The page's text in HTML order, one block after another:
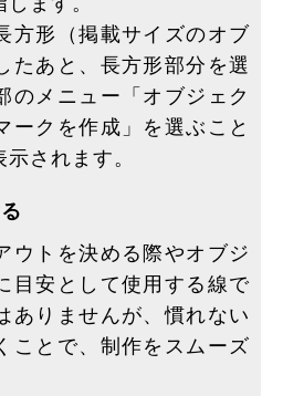
方形（掲載サイズのオブ
たあと、長方形部分を選
のメニュー「オブジェク
ークを作成」を選ぶこと
されます。
ウトを決める際やオブジ
目安として使用する線で
ありませんが、慣れない
ことで、制作をスムーズ